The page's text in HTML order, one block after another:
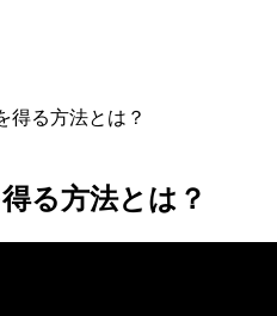
得る方法とは？
る方法とは？